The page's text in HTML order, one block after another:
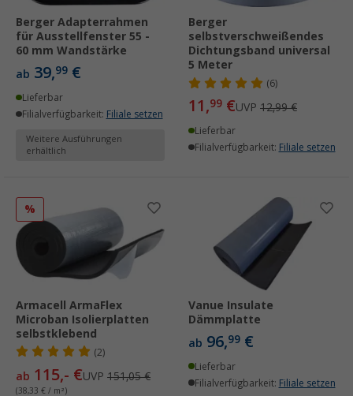
Berger Adapterrahmen
für Ausstellfenster 55 -
60 mm Wandstärke
ab 39,99 €
Lieferbar
Filialverfügbarkeit: Filiale setzen
Weitere Ausführungen
erhältlich
Berger
selbstverschweißendes
Dichtungsband universal
5 Meter
(6)
11,99 €UVP 12,99 €
Lieferbar
Filialverfügbarkeit: Filiale setzen
%
Armacell ArmaFlex
Microban Isolierplatten
selbstklebend
(2)
ab 115,- €UVP 151,05 €
(38,33 € / m²)
Vanue Insulate
Dämmplatte
ab 96,99 €
Lieferbar
Filialverfügbarkeit: Filiale setzen